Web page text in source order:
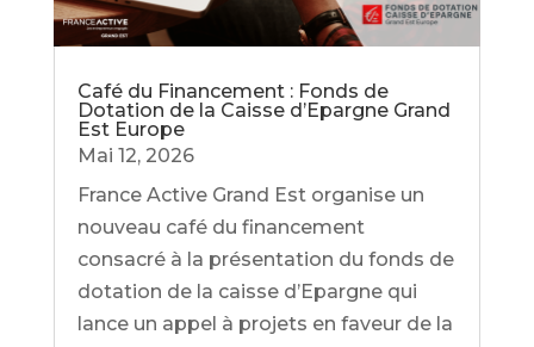
Café du Financement : Fonds de
Dotation de la Caisse d’Epargne Grand
Est Europe
Mai 12, 2026
France Active Grand Est organise un
nouveau café du financement
consacré à la présentation du fonds de
dotation de la caisse d’Epargne qui
lance un appel à projets en faveur de la